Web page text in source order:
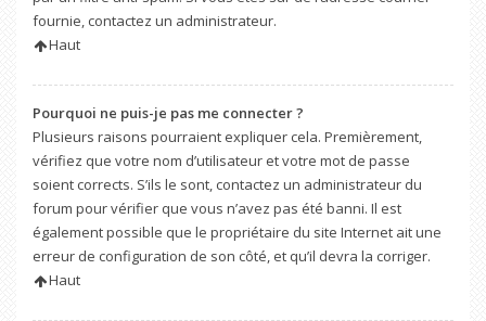
fournie, contactez un administrateur.
Haut
Pourquoi ne puis-je pas me connecter ?
Plusieurs raisons pourraient expliquer cela. Premièrement,
vérifiez que votre nom d’utilisateur et votre mot de passe
soient corrects. S’ils le sont, contactez un administrateur du
forum pour vérifier que vous n’avez pas été banni. Il est
également possible que le propriétaire du site Internet ait une
erreur de configuration de son côté, et qu’il devra la corriger.
Haut